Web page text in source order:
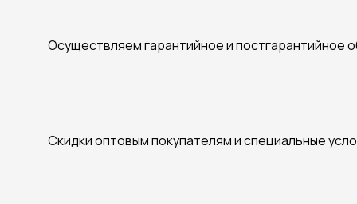
Осуществляем гарантийное и постгарантийное
Скидки оптовым покупателям и специальные